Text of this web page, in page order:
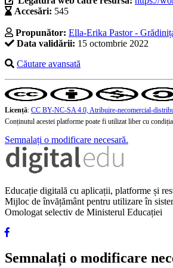
Accesări: 545
Propunător: Ella-Erika Pastor -
Data validării: 15 octombrie 2022
Căutare avansată
Licență: CC BY-NC-SA 4.0, Atribuire-necomercial-
Conținutul acestei platforme poate fi utilizat liber cu
Semnalați o modificare necesară.
Educație digitală cu aplicații, platforme și
Mijloc de învățământ pentru utilizare în
Omologat selectiv de Ministerul Educației
Semnalați o modificare